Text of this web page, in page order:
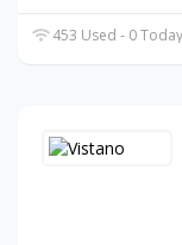
453 Used - 0 Today